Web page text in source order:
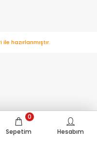
Sepetim
0
Hesabım
hazırlanmıştır.